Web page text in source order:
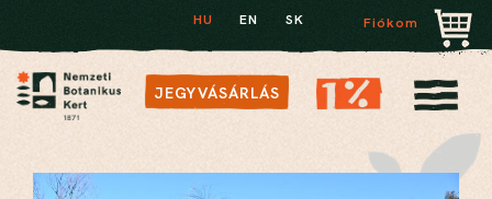
HU EN SK Fiókom
JEGYVÁSÁRLÁS